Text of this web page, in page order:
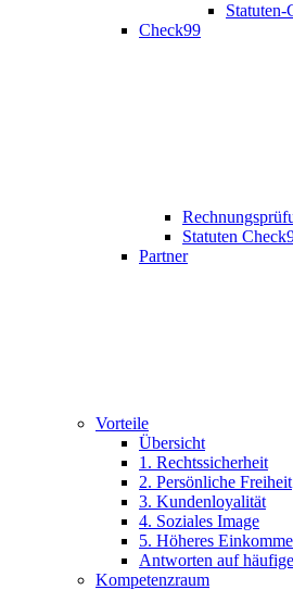
Statuten-
Check99
Statuten
Partner
Vorteile
Übersicht
1. Rechtssicherheit
2. Persönliche Freiheit
3. Kundenloyalität
4. Soziales Image
5. Höheres
Antworten auf
Kompetenzraum